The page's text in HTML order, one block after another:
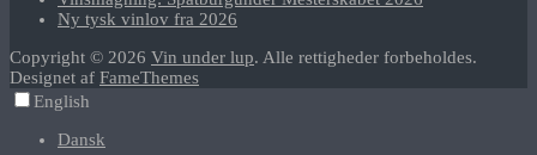
Ny tysk vinlov fra 2026
Copyright © 2026 Vin under lup. Alle rettigheder forbeholdes.
Designet af FameThemes
English
Dansk